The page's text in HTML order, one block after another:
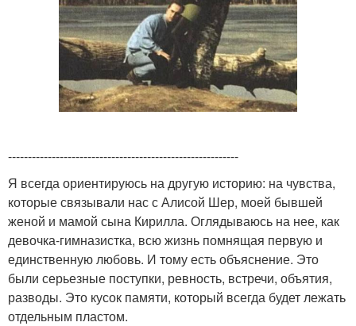
----------------------------------------------------------
Я всегда ориентируюсь на другую историю: на чувства,
которые связывали нас с Алисой Шер, моей бывшей
женой и мамой сына Кирилла. Оглядываюсь на нее, как
девочка-гимназистка, всю жизнь помнящая первую и
единственную любовь. И тому есть объяснение. Это
были серьезные поступки, ревность, встречи, объятия,
разводы. Это кусок памяти, который всегда будет лежать
отдельным пластом.